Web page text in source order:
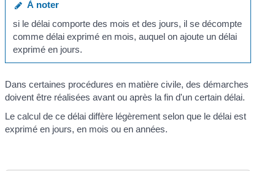
À noter
si le délai comporte des mois et des jours, il se décompte
comme délai exprimé en mois, auquel on ajoute un délai
exprimé en jours.
Dans certaines procédures en matière civile, des démarches
doivent être réalisées avant ou après la fin d'un certain délai.
Le calcul de ce délai diffère légèrement selon que le délai est
exprimé en jours, en mois ou en années.